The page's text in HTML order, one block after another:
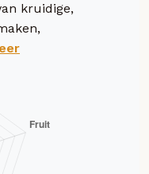
kruidige,